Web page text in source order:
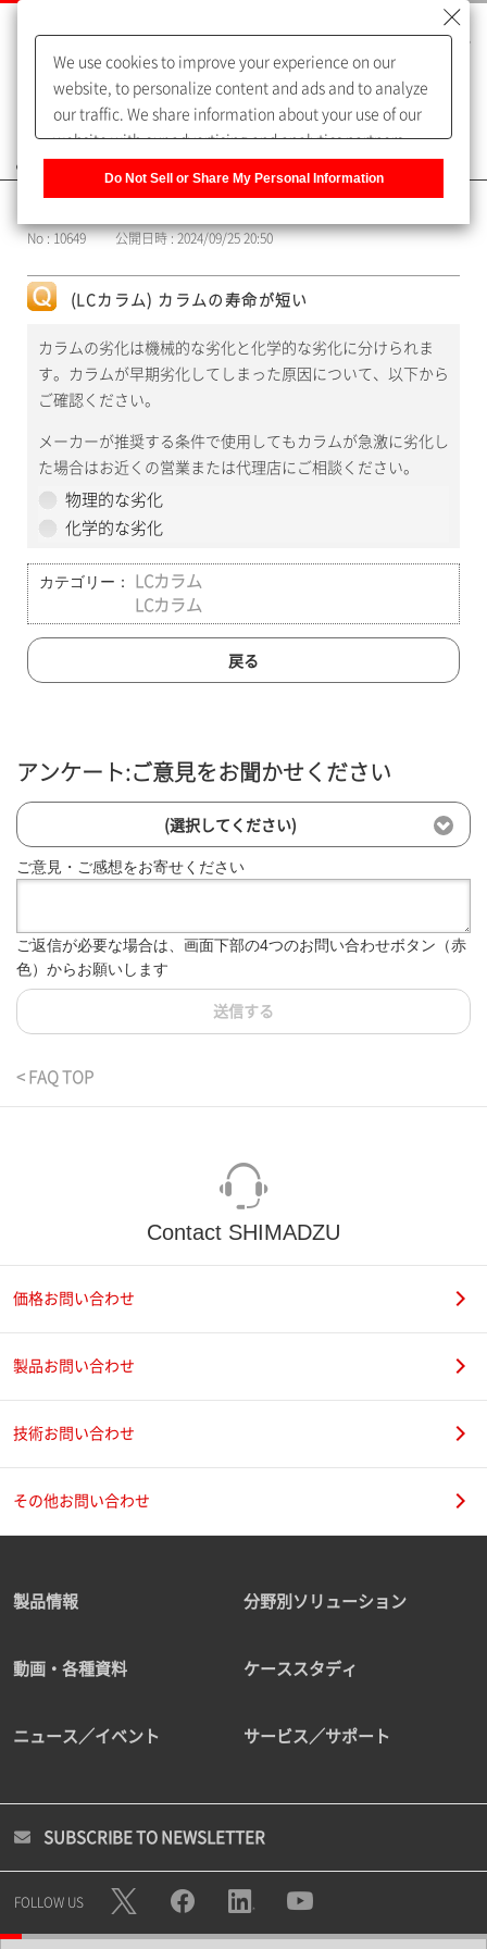
よくあるご質問（FAQ）
No : 10649 公開日時 : 2024/09/25 20:50
(LCカラム) カラムの寿命が短い
カラムの劣化は機械的な劣化と化学的な劣化に分けられま
す。カラムが早期劣化してしまった原因について、以下から
ご確認ください。
メーカーが推奨する条件で使用してもカラムが急激に劣化し
た場合はお近くの営業または代理店にご相談ください。
物理的な劣化
化学的な劣化
カテゴリー：
LCカラム
LCカラム
戻る
アンケート:ご意見をお聞かせください
(選択してください)
ご意見・ご感想をお寄せください
ご返信が必要な場合は、画面下部の4つのお問い合わせボタン（赤
色）からお願いします
送信する
< FAQ TOP
Contact SHIMADZU
価格お問い合わせ
製品お問い合わせ
技術お問い合わせ
その他お問い合わせ
製品情報 分野別ソリューション
動画・各種資料 ケーススタディ
ニュース／イベント サービス／サポート
SUBSCRIBE TO NEWSLETTER
FOLLOW US
We use cookies to improve your experience on our
website, to personalize content and ads and to analyze
our traffic. We share information about your use of our
website with our advertising and analytics partners,
of our sharing information about you with our partners.
Information] to customize your cookie settings on our
Do Not Sell or Share My Personal Information